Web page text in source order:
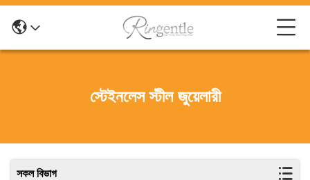
স্টেইনলেস স্টীল জুয়েলারী
সকল বিভাগ